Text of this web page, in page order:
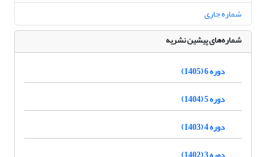
شماره جاری
شماره‌های پیشین نشریه
دوره 6 (1405)
دوره 5 (1404)
دوره 4 (1403)